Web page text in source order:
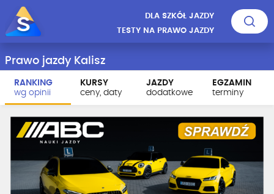
DLA SZKÓŁ JAZDY
TESTY NA PRAWO JAZDY
Prawo jazdy Kalisz
RANKING
wg opinii
KURSY
ceny, daty
JAZDY
dodatkowe
EGZAMIN
terminy